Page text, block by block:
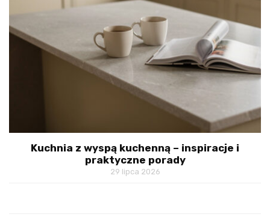
Kuchnia z wyspą kuchenną – inspiracje i
praktyczne porady
29 lipca 2026